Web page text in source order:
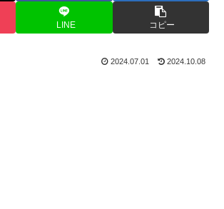
LINE コピー
2024.07.01 2024.10.08